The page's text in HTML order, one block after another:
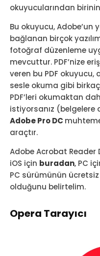
okuyucularından
Bu okuyucu, Adobe’un
bağlanan birçok
fotoğraf düzenleme
mevcuttur. PDF’nize
veren bu PDF okuyucu,
sesle okuma gibi
PDF’leri okumaktan
istiyorsanız
Adobe Pro DC
araçtır.
Adobe Acrobat Reader
iOS için buradan, PC
PC sürümünün
olduğunu belirtelim.
Opera Tarayıcı